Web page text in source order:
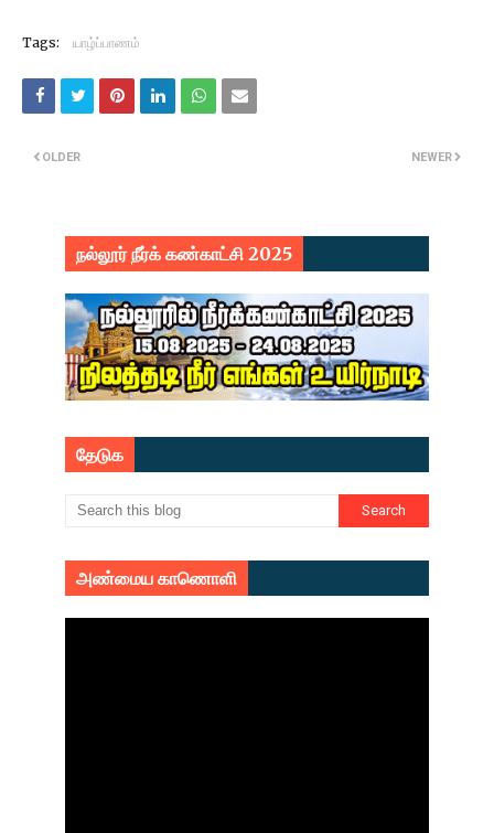
Tags: யாழ்ப்பாணம்
NEWER
OLDER
நல்லூர் நீர்க் கண்காட்சி 2025
தேடுக
அண்மைய காணொளி